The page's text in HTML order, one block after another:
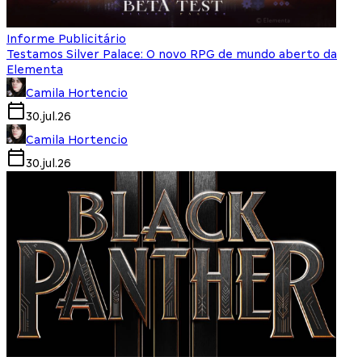
Informe Publicitário
Testamos Silver Palace: O novo RPG de mundo aberto da
Elementa
Camila Hortencio
30.jul.26
Camila Hortencio
30.jul.26